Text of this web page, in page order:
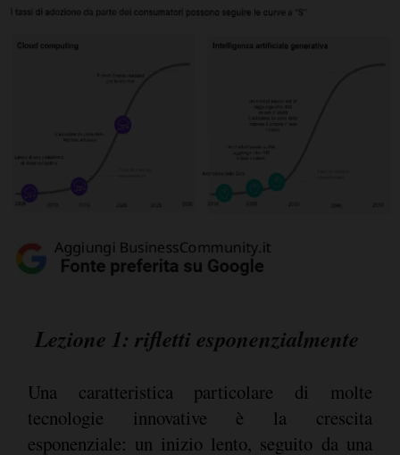
Lezione 1: rifletti esponenzialmente
Una caratteristica particolare di molte
tecnologie innovative è la crescita
esponenziale: un inizio lento, seguito da una